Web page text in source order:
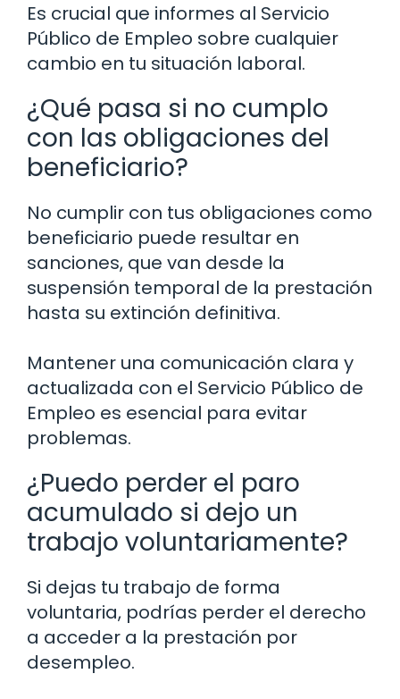
Es crucial que informes al Servicio
Público de Empleo sobre cualquier
cambio en tu situación laboral.
¿Qué pasa si no cumplo
con las obligaciones del
beneficiario?
No cumplir con tus obligaciones como
beneficiario puede resultar en
sanciones, que van desde la
suspensión temporal de la prestación
hasta su extinción definitiva.
Mantener una comunicación clara y
actualizada con el Servicio Público de
Empleo es esencial para evitar
problemas.
¿Puedo perder el paro
acumulado si dejo un
trabajo voluntariamente?
Si dejas tu trabajo de forma
voluntaria, podrías perder el derecho
a acceder a la prestación por
desempleo.